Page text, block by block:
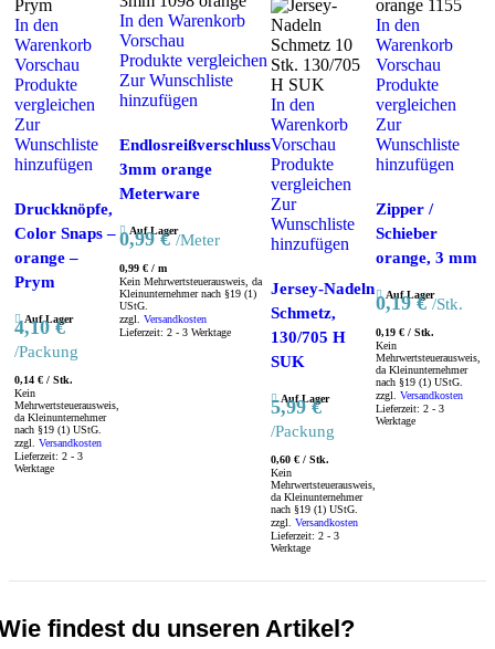
In den
Warenkorb
Vorschau
Produkte
vergleichen
Zur
Wunschliste
hinzufügen
Druckknöpfe,
Color Snaps –
orange –
Prym
Auf Lager
4,10€
/Packung
0,14 € / Stk.
Kein
Mehrwertsteuerausweis,
da Kleinunternehmer
nach §19 (1) UStG.
zzgl. Versandkosten
Lieferzeit: 2 - 3
Werktage
In den Warenkorb
Vorschau
Produkte vergleichen
Zur Wunschliste
hinzufügen
Endlosreißverschluss
3mm orange
Meterware
Auf Lager
0,99€ /Meter
0,99 € / m
Kein Mehrwertsteuerausweis, da
Kleinunternehmer nach §19 (1)
UStG.
zzgl. Versandkosten
Lieferzeit: 2 - 3 Werktage
In den
Warenkorb
Vorschau
Produkte
vergleichen
Zur
Wunschliste
hinzufügen
Jersey-Nadeln
Schmetz,
130/705 H
SUK
Auf Lager
5,99€
/Packung
0,60 € / Stk.
Kein
Mehrwertsteuerausweis,
da Kleinunternehmer
nach §19 (1) UStG.
zzgl. Versandkosten
Lieferzeit: 2 - 3
Werktage
In den
Warenkorb
Vorschau
Produkte
vergleichen
Zur
Wunschliste
hinzufügen
Zipper /
Schieber
orange, 3 mm
Auf Lager
0,19€ /Stk.
0,19 € / Stk.
Kein
Mehrwertsteuerausweis,
da Kleinunternehmer
nach §19 (1) UStG.
zzgl. Versandkosten
Lieferzeit: 2 - 3
Werktage
findest du unseren Artikel?